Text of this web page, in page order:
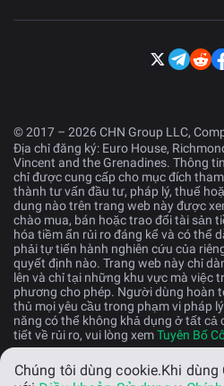
© 2017 – 2026 CHN Group LLC,
Địa chỉ đăng ký: Euro House,
Vincent and the Grenadines. Thông
chỉ được cung cấp cho mục đích
thành tư vấn đầu tư, pháp lý, thuế
dung nào trên trang web này được
chào mua, bán hoặc trao đổi tài sản
hóa tiềm ẩn rủi ro đáng kể và có thể
phải tự tiến hành nghiên cứu của
quyết định nào. Trang web này chỉ
lên và chỉ tại những khu vực mà việc
phương cho phép. Người dùng hoàn
thủ mọi yêu cầu trong phạm vi pháp
năng có thể không khả dụng ở tất cả
tiết về rủi ro, vui lòng xemTuyên Bố
Tiếng Việt
Chúng tôi dùng cookie.Khi dùng